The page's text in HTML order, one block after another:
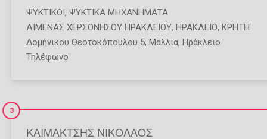
ΨΥΚΤΙΚΟΊ , ΨΥΚΤΙΚΆ ΜΗΧΑΝΉΜΑΤΑ
ΛΙΜΕΝΑΣ ΧΕΡΣΟΝΗΣΟΥ ΗΡΑΚΛΕΙΟΥ, ΗΡΑΚΛΕΙΟ, ΚΡΗΤΗ
Δομήνικου Θεοτοκόπουλου 5, Μάλλια, Ηράκλειο
Τηλέφωνο
ΚΑΙΜΑΚΤΣΗΣ ΝΙΚΟΛΑΟΣ
3